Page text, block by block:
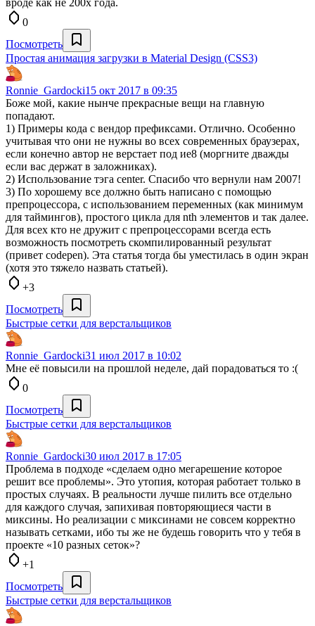
вроде как не 200х года.
0
Посмотреть
Простая анимация загрузки в Material Design (CSS3)
Ronnie_Gardocki15 окт 2017 в 09:35
Боже мой, какие нынче прекрасные вещи на главную
попадают.
1) Примеры кода с вендор префиксами. Отлично. Особенно
учитывая что они не нужны во всех современных браузерах,
если конечно автор не верстает под ие8 (моргните дважды
если вас держат в заложниках).
2) Использование тэга center. Спасибо что вернули нам 2007!
3) По хорошему все должно быть написано с помощью
препроцессора, с использованием переменных (как минимум
для таймингов), простого цикла для nth элементов и так далее.
Для всех кто не дружит с препроцессорами всегда есть
возможность посмотреть скомпилированный результат
(привет codepen). Эта статья тогда бы уместилась в один экран
(хотя это тяжело назвать статьей).
+3
Посмотреть
Быстрые сетки для верстальщиков
Ronnie_Gardocki31 июл 2017 в 10:02
Мне её повысили на прошлой неделе, дай порадоваться то :(
0
Посмотреть
Быстрые сетки для верстальщиков
Ronnie_Gardocki30 июл 2017 в 17:05
Проблема в подходе «сделаем одно мегарешение которое
решит все проблемы». Это утопия, которая работает только в
простых случаях. В реальности лучше пилить все отдельно
для каждого случая, запихивая повторяющиеся части в
миксины. Но реализации с миксинами не совсем корректно
называть сетками, ибо ты же не будешь говорить что у тебя в
проекте «10 разных сеток»?
+1
Посмотреть
Быстрые сетки для верстальщиков